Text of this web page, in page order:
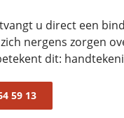
u direct een
nergens zorgen
dit:
59 13